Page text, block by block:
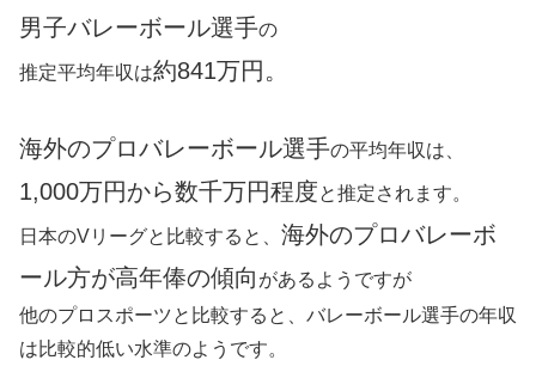
男子バレーボール選手の
推定平均年収は約841万円。
海外のプロバレーボール選手の平均年収は、
1,000万円から数千万円程度と推定されます。
日本のVリーグと比較すると、 海外のプロバレーボ
ール方が高年俸の傾向 があるようですが
他のプロスポーツと比較すると、バレーボール選手の年収
は比較的低い水準のようです。